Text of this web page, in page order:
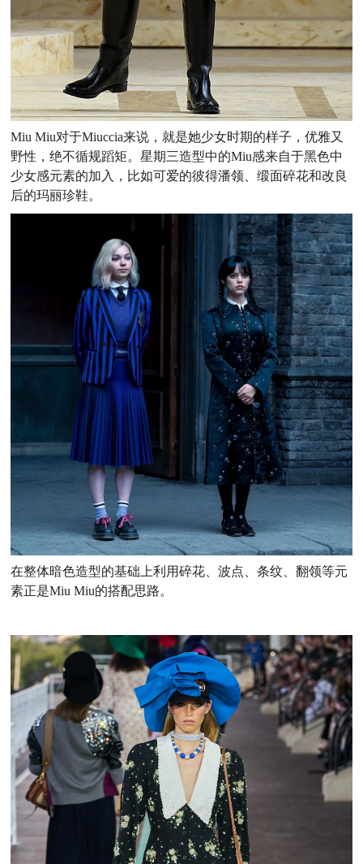
Miu Miu对于Miuccia来说，就是她少女时期的样子，优雅又
野性，绝不循规蹈矩。星期三造型中的Miu感来自于黑色中
少女感元素的加入，比如可爱的彼得潘领、缎面碎花和改良
后的玛丽珍鞋。
在整体暗色造型的基础上利用碎花、波点、条纹、翻领等元
素正是Miu Miu的搭配思路。